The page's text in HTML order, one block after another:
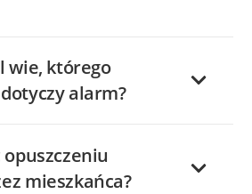
wie, którego
alarm?
opuszczeniu
mieszkańca?